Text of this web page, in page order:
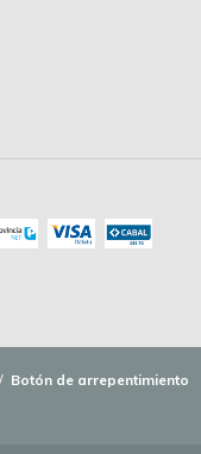
/ Botón de arrepentimiento